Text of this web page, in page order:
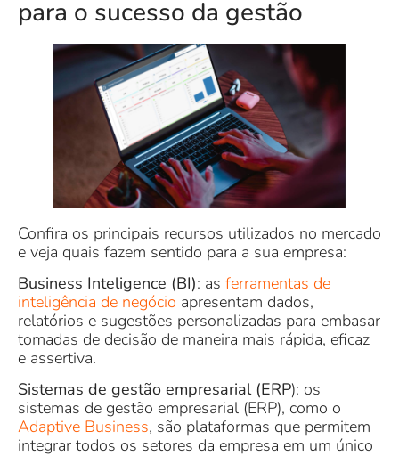
para o sucesso da gestão
Confira os principais recursos utilizados no mercado
e veja quais fazem sentido para a sua empresa:
Business Inteligence (BI): as ferramentas de
inteligência de negócio apresentam dados,
relatórios e sugestões personalizadas para embasar
tomadas de decisão de maneira mais rápida, eficaz
e assertiva.
Sistemas de gestão empresarial (ERP): os
sistemas de gestão empresarial (ERP), como o
Adaptive Business, são plataformas que permitem
integrar todos os setores da empresa em um único